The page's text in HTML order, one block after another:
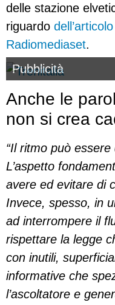
delle stazione
riguardo
Radiomediaset.
Pubblicità
Anche le
non si crea
“Il ritmo può
L’aspetto
avere ed evitare di
Invece, spesso, in
ad interrompere il
rispettare la legge
con inutili,
informative che
l’ascoltatore e